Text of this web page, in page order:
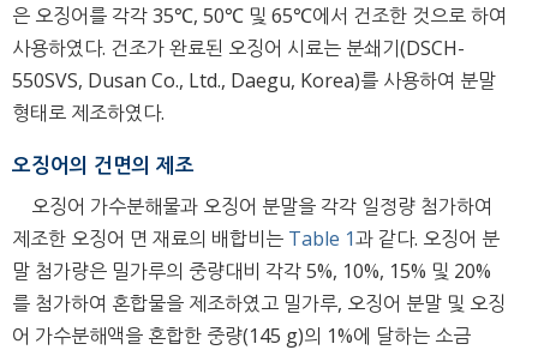
은 오징어를 각각 35℃, 50℃ 및 65℃에서 건조한 것으로 하여
사용하였다. 건조가 완료된 오징어 시료는 분쇄기(DSCH-
550SVS, Dusan Co., Ltd., Daegu, Korea)를 사용하여 분말
형태로 제조하였다.
오징어의 건면의 제조
오징어 가수분해물과 오징어 분말을 각각 일정량 첨가하여
제조한 오징어 면 재료의 배합비는 Table 1과 같다. 오징어 분
말 첨가량은 밀가루의 중량대비 각각 5%, 10%, 15% 및 20%
를 첨가하여 혼합물을 제조하였고 밀가루, 오징어 분말 및 오징
어 가수분해액을 혼합한 중량(145 g)의 1%에 달하는 소금